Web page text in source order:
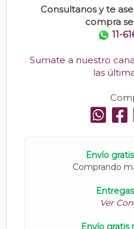
Consultanos y te
compra
11-
Sumate a nuestro
las
Envío
Comprando
Ver
Envío gratis